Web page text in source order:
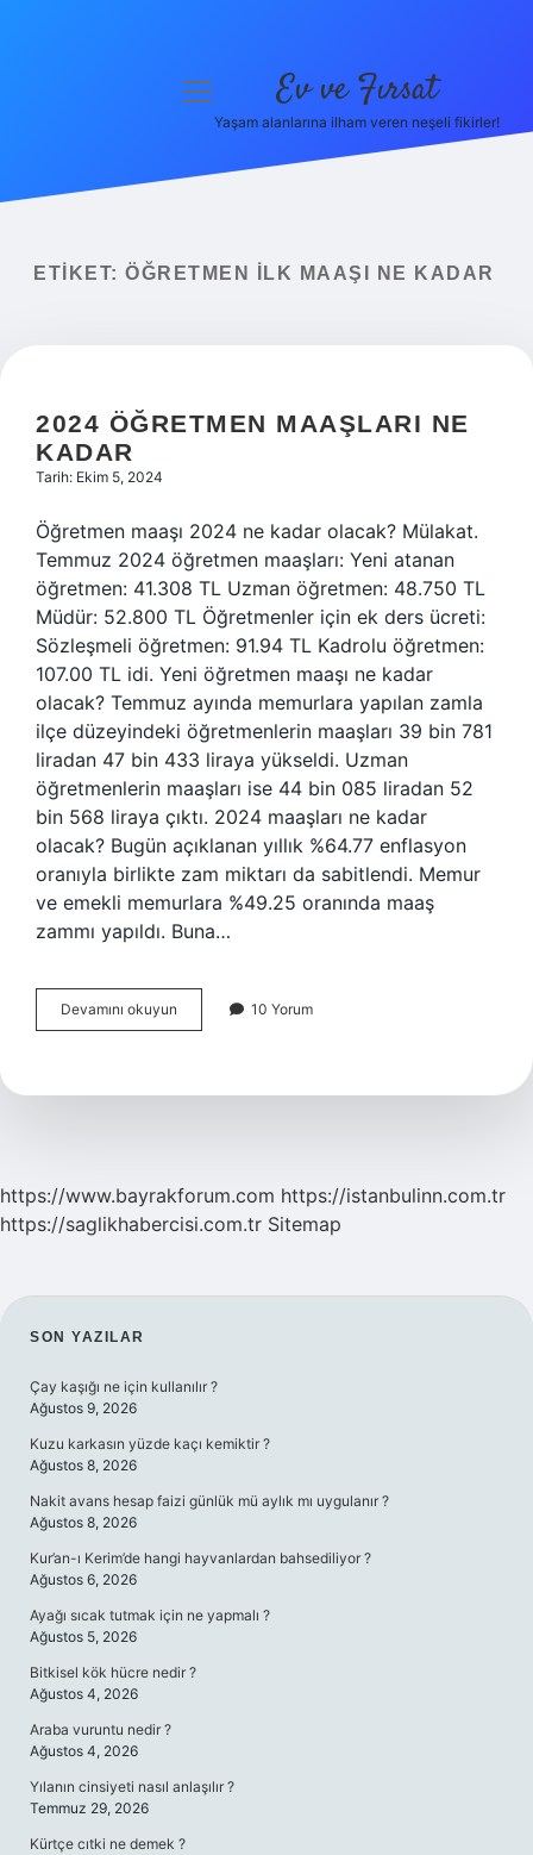
Yasal Uyarı
menüyü
Ev ve Fırsat
Yaşam alanlarına ilham veren neşeli fikirler!
ETIKET: ÖĞRETMEN ILK MAAŞI NE KADAR
2024 ÖĞRETMEN MAAŞLARI NE
KADAR
Tarih: Ekim 5, 2024
Öğretmen maaşı 2024 ne kadar olacak? Mülakat.
Temmuz 2024 öğretmen maaşları: Yeni atanan
öğretmen: 41.308 TL Uzman öğretmen: 48.750 TL
Müdür: 52.800 TL Öğretmenler için ek ders ücreti:
Sözleşmeli öğretmen: 91.94 TL Kadrolu öğretmen:
107.00 TL idi. Yeni öğretmen maaşı ne kadar
olacak? Temmuz ayında memurlara yapılan zamla
ilçe düzeyindeki öğretmenlerin maaşları 39 bin 781
liradan 47 bin 433 liraya yükseldi. Uzman
öğretmenlerin maaşları ise 44 bin 085 liradan 52
bin 568 liraya çıktı. 2024 maaşları ne kadar
olacak? Bugün açıklanan yıllık %64.77 enflasyon
oranıyla birlikte zam miktarı da sabitlendi. Memur
ve emekli memurlara %49.25 oranında maaş
zammı yapıldı. Buna…
Devamını okuyun
Öğretmen
Kadar
10 Yorum
https://www.bayrakforum.com https://istanbulinn.com.tr
https://saglikhabercisi.com.tr Sitemap
SIDEBAR
SON YAZILAR
Çay kaşığı ne için kullanılır ?
Ağustos 9, 2026
Kuzu karkasın yüzde kaçı kemiktir ?
Ağustos 8, 2026
Nakit avans hesap faizi günlük mü aylık mı uygulanır ?
Ağustos 8, 2026
Kur’an-ı Kerim’de hangi hayvanlardan bahsediliyor ?
Ağustos 6, 2026
Ayağı sıcak tutmak için ne yapmalı ?
Ağustos 5, 2026
Bitkisel kök hücre nedir ?
Ağustos 4, 2026
Araba vuruntu nedir ?
Ağustos 4, 2026
Yılanın cinsiyeti nasıl anlaşılır ?
Temmuz 29, 2026
Kürtçe cıtki ne demek ?